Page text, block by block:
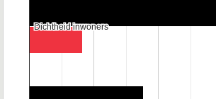
Dichtheid inwoners
Dichtheid inwoners